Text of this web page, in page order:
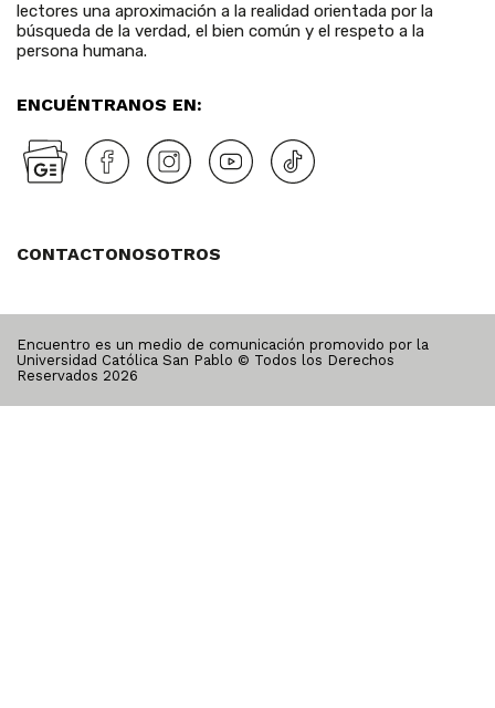
lectores una aproximación a la realidad orientada por la
búsqueda de la verdad, el bien común y el respeto a la
persona humana.
ENCUÉNTRANOS EN:
CONTACTONOSOTROS
Encuentro es un medio de comunicación promovido por la
Universidad Católica San Pablo © Todos los Derechos
Reservados 2026